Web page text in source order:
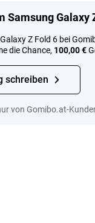
Samsung Galaxy
Z Fold 6 bei
die Chance, 100,00 €
schreiben
von Gomibo.at-